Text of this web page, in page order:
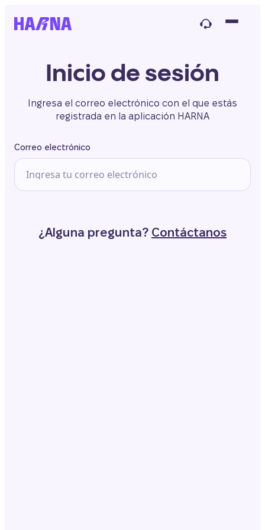
Inicio de sesión
Ingresa el correo electrónico con el que estás
registrada en la aplicación HARNA
Correo electrónico
¿Alguna pregunta? Contáctanos